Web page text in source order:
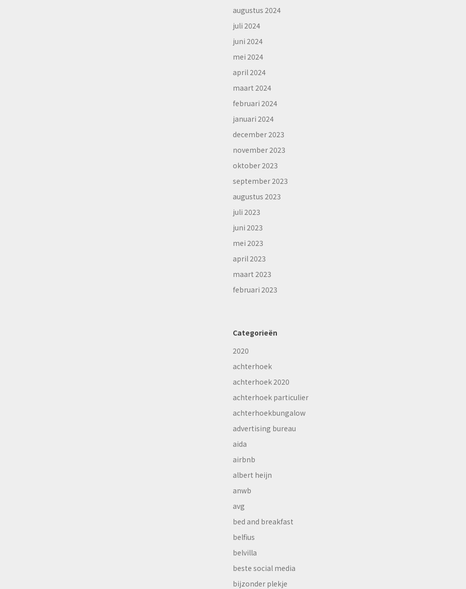
augustus 2024
juli 2024
juni 2024
mei 2024
april 2024
maart 2024
februari 2024
januari 2024
december 2023
november 2023
oktober 2023
september 2023
augustus 2023
juli 2023
juni 2023
mei 2023
april 2023
maart 2023
februari 2023
Categorieën
2020
achterhoek
achterhoek 2020
achterhoek particulier
achterhoekbungalow
advertising bureau
aida
airbnb
albert heijn
anwb
avg
bed and breakfast
belfius
belvilla
beste social media
bijzonder plekje